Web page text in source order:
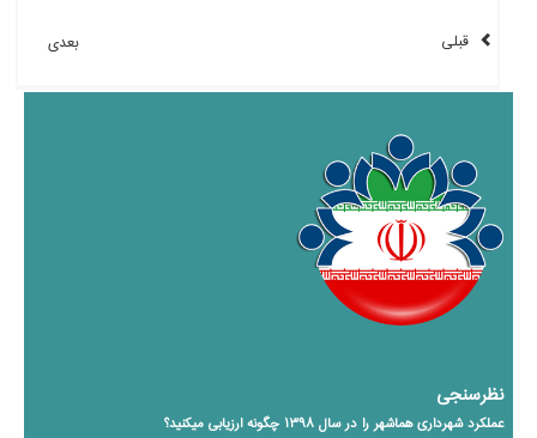
قبلی بعدی
نظرسنجی
عملکرد شهرداری هماشهر را در سال ١٣٩٨ چگونه ارزیابی میکنید؟